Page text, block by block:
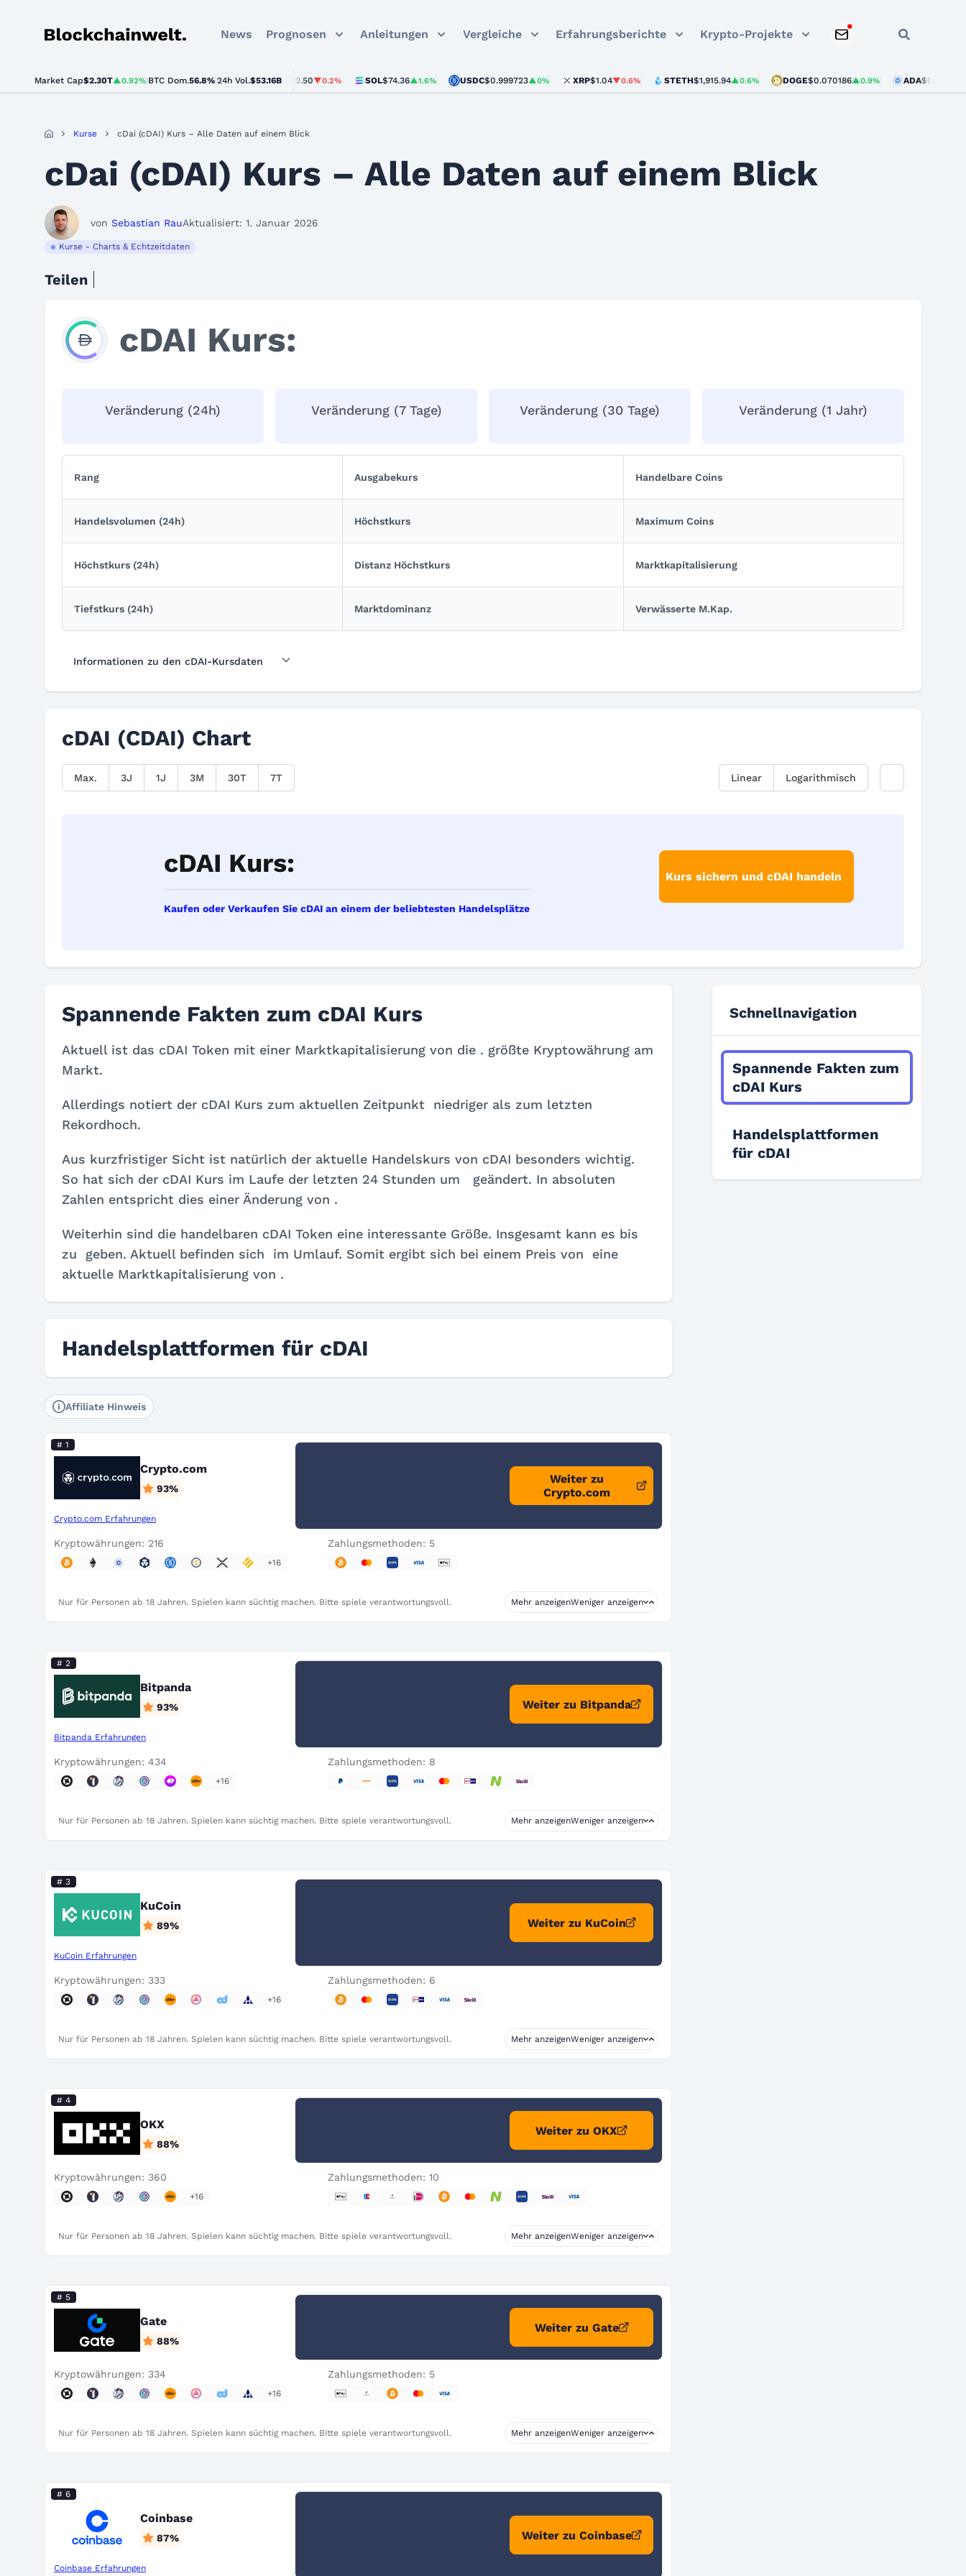
Blockchainwelt News Prognosen Anleitungen Vergleiche Erfahrungsberichte Krypto-Projekte
Market Cap$2.30T▲0.92% BTC Dom.56.8% 24h Vol.$53.16B
ETH$1,916.57▲0.6% USDT$0.999484▲0% BNB$592.50 ▼0.2% SOL$74.36▲1.6% USDC$0.999723▲0% XRP$1.04▼0.6% STETH$1,915.94▲0.6% DOGE$0.070186▲0.9% ADA$0.201667
Kurse cDai (cDAI) Kurs – Alle Daten auf einem Blick
cDai (cDAI) Kurs – Alle Daten auf einem Blick
von Sebastian RauAktualisiert: 1. Januar 2026
Kurse - Charts & Echtzeitdaten
Teilen
cDAI Kurs:
Veränderung (24h) Veränderung (7 Tage) Veränderung (30 Tage) Veränderung (1 Jahr)
Rang Ausgabekurs Handelbare Coins
Handelsvolumen (24h) Höchstkurs Maximum Coins
Höchstkurs (24h) Distanz Höchstkurs Markt­kapitalisierung
Tiefstkurs (24h) Marktdominanz Verwässerte M.Kap.
Informationen zu den cDAI-Kursdaten
cDAI (CDAI) Chart
Max. 3J 1J 3M 30T 7T Linear Logarithmisch
cDAI Kurs:
Kaufen oder Verkaufen Sie cDAI an einem der beliebtesten Handelsplätze
Kurs sichern und cDAI handeln
Spannende Fakten zum cDAI Kurs
Aktuell ist das cDAI Token mit einer Marktkapitalisierung von die . größte Kryptowährung am
Markt.
Allerdings notiert der cDAI Kurs zum aktuellen Zeitpunkt
niedriger als zum letzten
Rekordhoch.
Aus kurzfristiger Sicht ist natürlich der aktuelle Handelskurs von cDAI besonders wichtig.
So hat sich der cDAI Kurs im Laufe der letzten 24 Stunden um
geändert. In absoluten
Zahlen entspricht dies einer Änderung von .
Weiterhin sind die handelbaren cDAI Token eine interessante Größe. Insgesamt kann es bis
zu
geben. Aktuell befinden sich im Umlauf. Somit ergibt sich bei einem Preis von
eine
aktuelle Marktkapitalisierung von .
Handelsplattformen für cDAI
Affiliate Hinweis
# 1
Crypto.com
93%
Crypto.com Erfahrungen
Weiter zu
Crypto.com
Kryptowährungen: 216
+16
Zahlungsmethoden: 5
Nur für Personen ab 18 Jahren. Spielen kann süchtig machen. Bitte spiele verantwortungsvoll. Mehr anzeigenWeniger anzeigen
# 2
Bitpanda
93%
Bitpanda Erfahrungen
Weiter zu Bitpanda
Kryptowährungen: 434
+16
Zahlungsmethoden: 8
Nur für Personen ab 18 Jahren. Spielen kann süchtig machen. Bitte spiele verantwortungsvoll. Mehr anzeigenWeniger anzeigen
# 3
KuCoin
89%
KuCoin Erfahrungen
Weiter zu KuCoin
Kryptowährungen: 333
+16
Zahlungsmethoden: 6
Nur für Personen ab 18 Jahren. Spielen kann süchtig machen. Bitte spiele verantwortungsvoll. Mehr anzeigenWeniger anzeigen
# 4
OKX
88%
Weiter zu OKX
Kryptowährungen: 360
+16
Zahlungsmethoden: 10
Nur für Personen ab 18 Jahren. Spielen kann süchtig machen. Bitte spiele verantwortungsvoll. Mehr anzeigenWeniger anzeigen
# 5
Gate
88%
Weiter zu Gate
Kryptowährungen: 334
+16
Zahlungsmethoden: 5
Nur für Personen ab 18 Jahren. Spielen kann süchtig machen. Bitte spiele verantwortungsvoll. Mehr anzeigenWeniger anzeigen
# 6
Coinbase
87%
Coinbase Erfahrungen
Weiter zu Coinbase
Schnellnavigation
Spannende Fakten zum
cDAI Kurs
Handelsplattformen
für cDAI